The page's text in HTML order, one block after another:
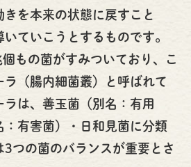
を本来の状態に戻すこと
ていこうとするものです。
もの菌がすみついており、こ
ラ（腸内細菌叢）と呼ばれて
ラは、善玉菌（別名：有用
：有害菌）・日和見菌に分類
3つの菌のバランスが重要とさ